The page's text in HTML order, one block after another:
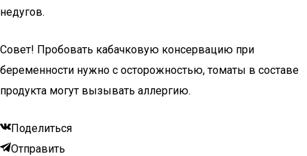
недугов.
Совет! Пробовать кабачковую консервацию при
беременности нужно с осторожностью, томаты в составе
продукта могут вызывать аллергию.
Поделиться
Отправить